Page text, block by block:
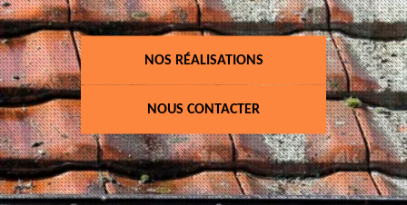
NOS RÉALISATIONS
NOUS CONTACTER